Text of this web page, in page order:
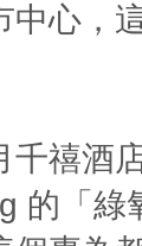
中心，
千禧酒
的「綠